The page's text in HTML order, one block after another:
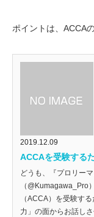
ポイントは、ACCA
2019.12.09
ACCAを受験する
どうも、『プロリー
（@Kumagawa_Pro
（ACCA）を受験す
力」の面からお話し